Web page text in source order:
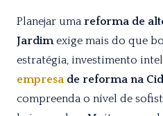
Planejar uma reforma de
Jardimexige mais do que
estratégia, investimento
empresa de reforma na
compreenda o nível de